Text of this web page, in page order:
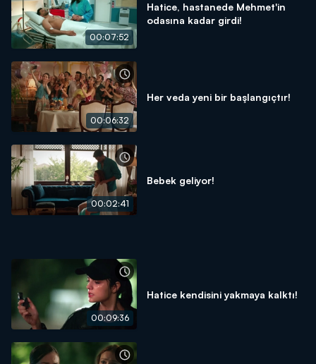
00:07:52
Hatice, hastanede Mehmet'in
odasına kadar girdi!
00:06:32
Her veda yeni bir başlangıçtır!
00:02:41
Bebek geliyor!
00:09:36
Hatice kendisini yakmaya kalktı!